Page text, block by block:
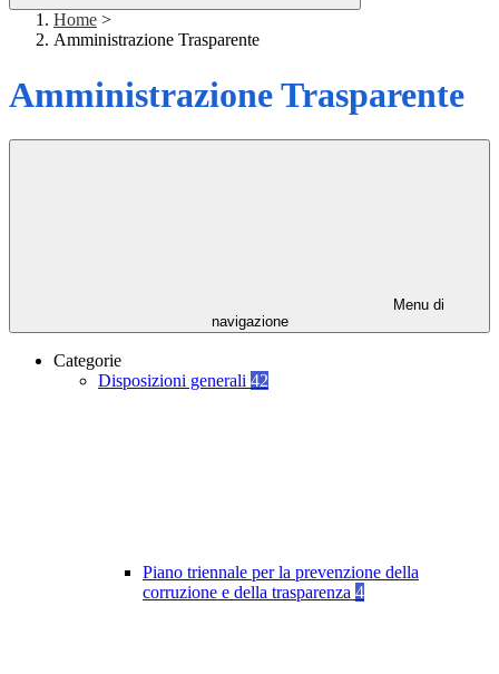
Home >
Amministrazione Trasparente
Amministrazione Trasparente
Menu di
navigazione
Categorie
Disposizioni generali 42
Piano triennale per la prevenzione della
corruzione e della trasparenza 4